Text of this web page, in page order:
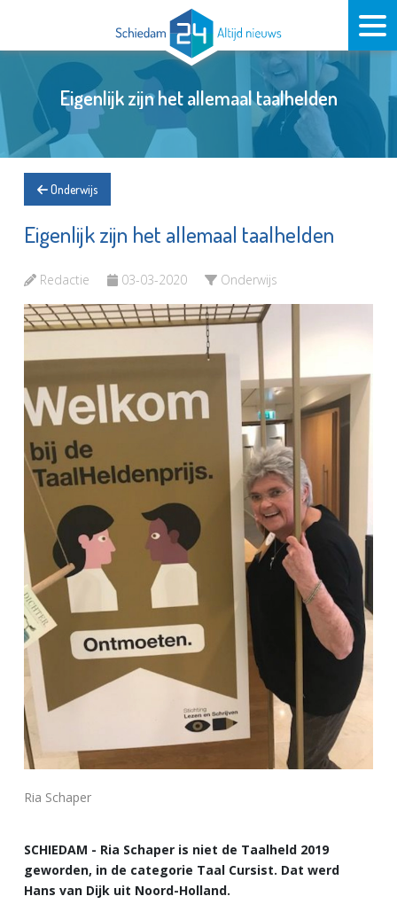
Eigenlijk zijn het allemaal taalhelden
Onderwijs
Eigenlijk zijn het allemaal taalhelden
Redactie 03-03-2020 Onderwijs
Ria Schaper
SCHIEDAM - Ria Schaper is niet de Taalheld 2019
geworden, in de categorie Taal Cursist. Dat werd
Hans van Dijk uit Noord-Holland.